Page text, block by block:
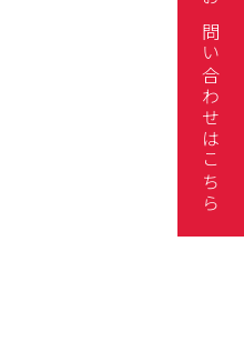
お問い合わせはこちら